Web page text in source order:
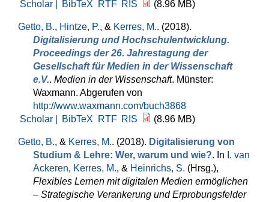
Scholar |
BibTeX RTF RIS (8.96 MB)
Getto, B., Hintze, P., & Kerres, M.. (2018).
Digitalisierung und Hochschulentwicklung.
Proceedings der 26. Jahrestagung der
Gesellschaft für Medien in der Wissenschaft
e.V.. Medien in der Wissenschaft. Münster:
Waxmann. Abgerufen von
http://www.waxmann.com/buch3868
Scholar |
BibTeX RTF RIS (8.96 MB)
Getto, B., & Kerres, M.. (2018). Digitalisierung von
Studium & Lehre: Wer, warum und wie?. In I. van
Ackeren, Kerres, M., & Heinrichs, S. (Hrsg.),
Flexibles Lernen mit digitalen Medien ermöglichen
– Strategische Verankerung und Erprobungsfelder